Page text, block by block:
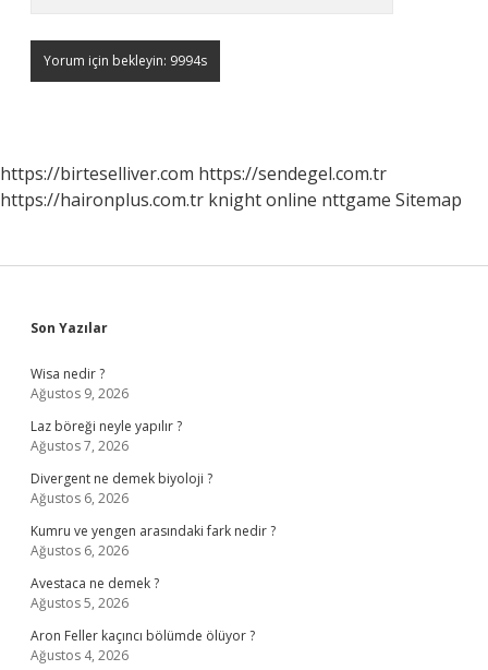
https://birteselliver.com https://sendegel.com.tr
https://haironplus.com.tr knight online nttgame Sitemap
Sidebar
Son Yazılar
Wisa nedir ?
Ağustos 9, 2026
Laz böreği neyle yapılır ?
Ağustos 7, 2026
Divergent ne demek biyoloji ?
Ağustos 6, 2026
Kumru ve yengen arasındaki fark nedir ?
Ağustos 6, 2026
Avestaca ne demek ?
Ağustos 5, 2026
Aron Feller kaçıncı bölümde ölüyor ?
Ağustos 4, 2026